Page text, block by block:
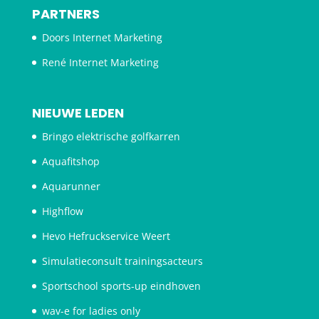
PARTNERS
Doors Internet Marketing
René Internet Marketing
NIEUWE LEDEN
Bringo elektrische golfkarren
Aquafitshop
Aquarunner
Highflow
Hevo Hefruckservice Weert
Simulatieconsult trainingsacteurs
Sportschool sports-up eindhoven
wav-e for ladies only